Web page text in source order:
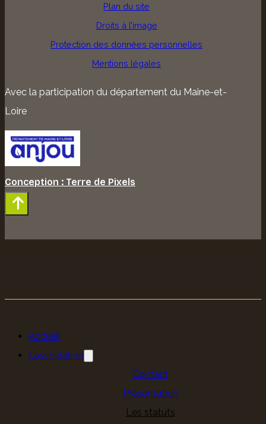
Plan du site
Droits à l’image
Protection des données personnelles
Mentions légales
Avec la participation du département du Maine-et-
Loire
Conception : Terre de Pixels
Accueil
L’association
Contact
Présentation
Les statuts